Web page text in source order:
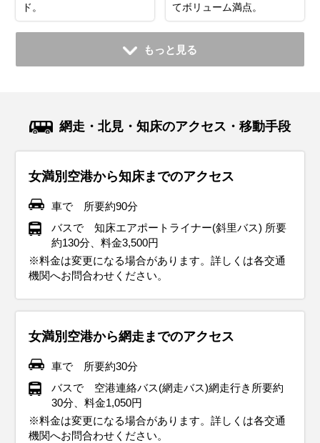
ド。
てボリューム満点。
もっと見る
網走・北見・知床のアクセス・移動手段
女満別空港から知床までのアクセス
車で 所要約90分
バスで 知床エアポートライナー(斜里バス) 所要
約130分、料金3,500円
※料金は変更になる場合があります。詳しくは各交通
機関へお問合わせください。
女満別空港から網走までのアクセス
車で 所要約30分
バスで 空港連絡バス(網走バス)網走行き所要約
30分、料金1,050円
※料金は変更になる場合があります。詳しくは各交通
機関へお問合わせください。